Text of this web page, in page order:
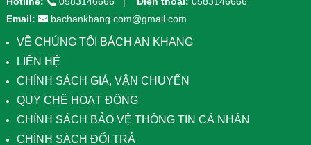
Email:
bachankhang.com@gmail.com
VỀ CHÚNG TÔI BÁCH AN KHANG
LIÊN HỆ
CHÍNH SÁCH GIÁ, VẬN CHUYỂN
QUY CHẾ HOẠT ĐỘNG
CHÍNH SÁCH BẢO VỆ THÔNG TIN CÁ NHÂN
CHÍNH SÁCH ĐỔI TRẢ